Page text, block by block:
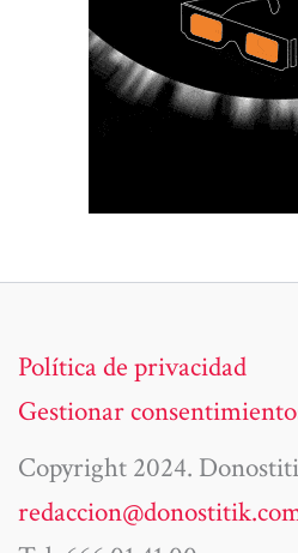
Política de privacidad
Gestionar
Copyright 2024.